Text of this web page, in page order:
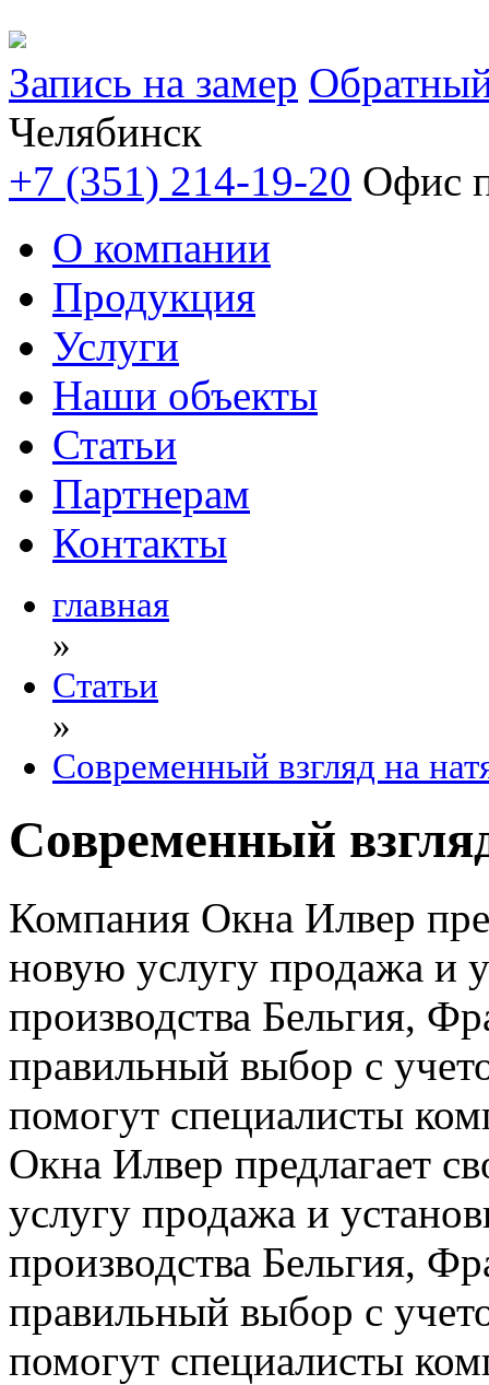
Запись на замер
Челябинск
+7 (351) 214-19-20 Офис
О компании
Продукция
Услуги
Наши объекты
Статьи
Партнерам
Контакты
главная
»
Статьи
»
Современный взгляд на
Современный
Компания Окна Илвер
новую услугу продажа и
производства Бельгия,
правильный выбор с
помогут специалисты
Окна Илвер предлагает
услугу продажа и
производства Бельгия,
правильный выбор с
помогут специалисты